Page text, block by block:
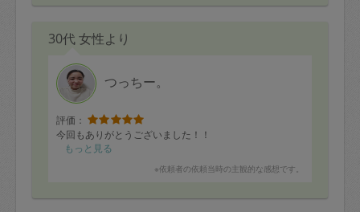
いつも、ネモさんには感謝の気持ちでいっぱいです。
任せできます。
30代 女性より
つっちー。
評価：
今回もありがとうございました！！
もっと見る
※依頼者の依頼当時の主観的な感想です。